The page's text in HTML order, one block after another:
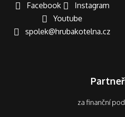
Facebook
Instagram
Youtube
spolek@hrubakotelna.cz
za finanční